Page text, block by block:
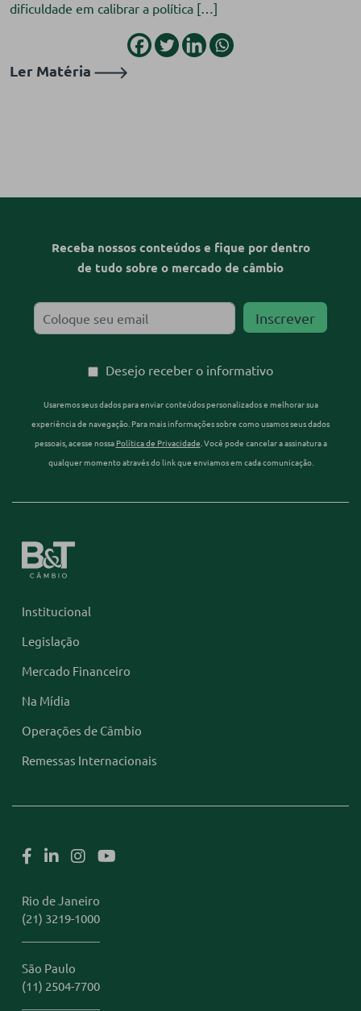
dificuldade em calibrar a política […]
Ler Matéria
Institucional
Legislação
Mercado Financeiro
Na Mídia
Operações de Câmbio
Remessas Internacionais
Receba nossos conteúdos e fique por dentro
de tudo sobre o mercado de câmbio
Desejo receber o informativo
Usaremos seus dados para enviar conteúdos personalizados e melhorar sua
experiência de navegação. Para mais informações sobre como usamos seus dados
pessoais, acesse nossa Política de Privacidade. Você pode cancelar a assinatura a
qualquer momento através do link que enviamos em cada comunicação.
Rio de Janeiro
(21) 3219-1000
São Paulo
(11) 2504-7700